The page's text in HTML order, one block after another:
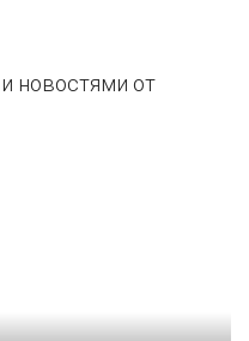
новостями от